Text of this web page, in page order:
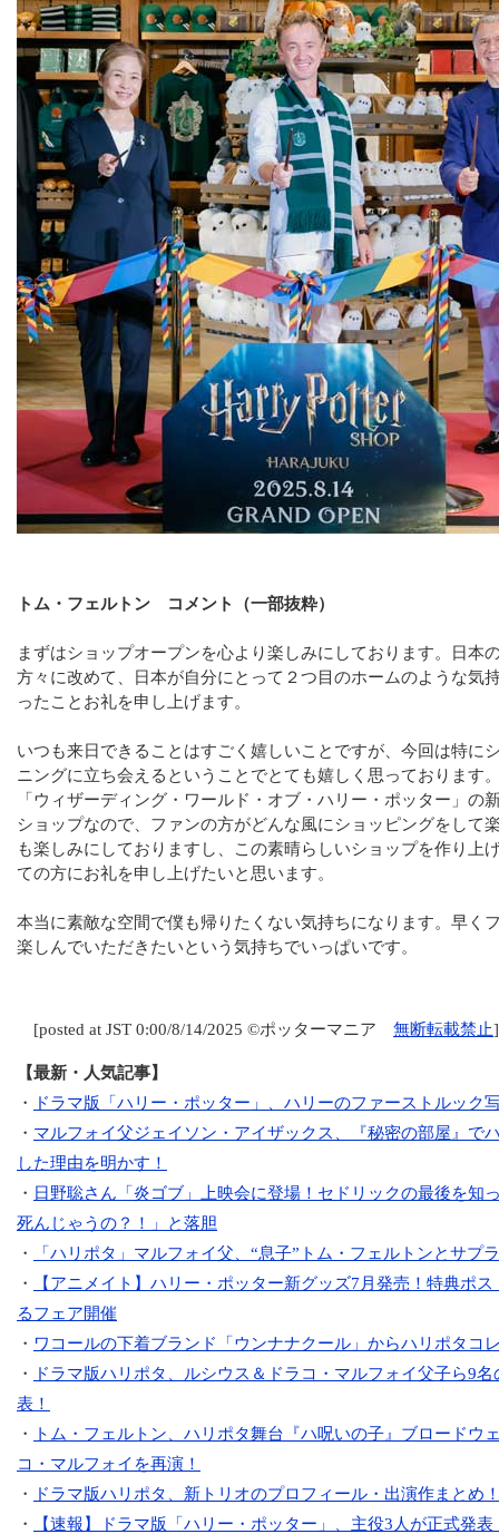
トム・フェルトン コメント（一部抜粋）
まずはショップオープンを心より楽しみにしております。日本
方々に改めて、日本が自分にとって２つ目のホームのような気
ったことお礼を申し上げます。
いつも来日できることはすごく嬉しいことですが、今回は特に
ニングに立ち会えるということでとても嬉しく思っております
「ウィザーディング・ワールド・オブ・ハリー・ポッター」の
ショップなので、ファンの方がどんな風にショッピングをして
も楽しみにしておりますし、この素晴らしいショップを作り上
ての方にお礼を申し上げたいと思います。
本当に素敵な空間で僕も帰りたくない気持ちになります。早く
楽しんでいただきたいという気持ちでいっぱいです。
[posted at JST 0:00/8/14/2025 ©ポッターマニア 無断転載禁止]
【最新・人気記事】
・
ドラマ版「ハリー・ポッター」、ハリーのファーストルック
・ マルフォイ父ジェイソン・アイザックス、『秘密の部屋』で
した理由を明かす！
・ 日野聡さん「炎ゴブ」上映会に登場！セドリックの最後を知
死んじゃうの？！」と落胆
・
「ハリポタ」マルフォイ父、“息子”トム・フェルトンとサプ
・
【アニメイト】ハリー・ポッター新グッズ7月発売！特典ポ
るフェア開催
・ ワコールの下着ブランド「ウンナナクール」からハリポタコ
・
ドラマ版ハリポタ、ルシウス＆ドラコ・マルフォイ父子ら9
表！
・
トム・フェルトン、ハリポタ舞台『ハ呪いの子』ブロードウ
コ・マルフォイを再演！
・
ドラマ版ハリポタ、新トリオのプロフィール・出演作まとめ
・
【速報】ドラマ版「ハリー・ポッター」、主役3人が正式発表